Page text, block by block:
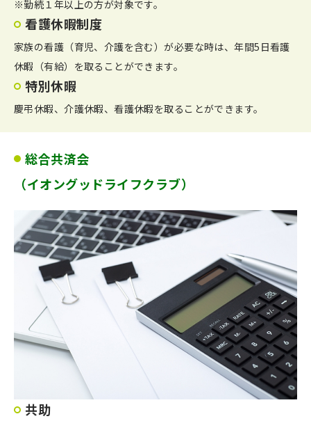
※勤続１年以上の方が対象です。
看護休暇制度
家族の看護（育児、介護を含む）が必要な時は、年間5日看護
休暇（有給）を取ることができます。
特別休暇
慶弔休暇、介護休暇、看護休暇を取ることができます。
総合共済会
（イオングッドライフクラブ）
共助